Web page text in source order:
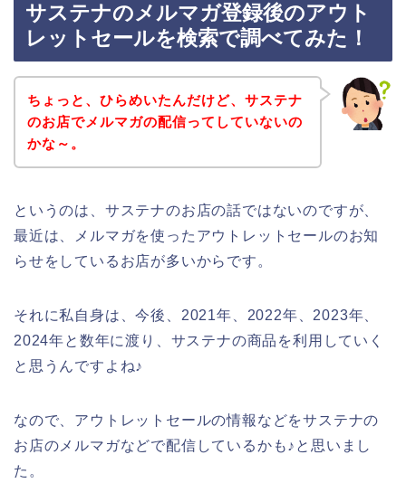
サステナのメルマガ登録後のアウト
レットセールを検索で調べてみた！
ちょっと、ひらめいたんだけど、サステナ
のお店でメルマガの配信ってしていないの
かな～。
というのは、サステナのお店の話ではないのですが、
最近は、メルマガを使ったアウトレットセールのお知
らせをしているお店が多いからです。
それに私自身は、今後、2021年、2022年、2023年、
2024年と数年に渡り、サステナの商品を利用していく
と思うんですよね♪
なので、アウトレットセールの情報などをサステナの
お店のメルマガなどで配信しているかも♪と思いまし
た。